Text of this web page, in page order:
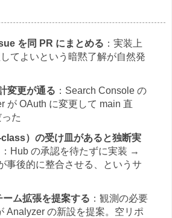
を同 PR にまとめる ：実装上
てよいという暗黙了解が自然発
変更が通る ：Search Console の
が OAuth に変更して main 直
た
）の受け皿があると独断実
：Hub の承認を待たずに実装 →
事後的に整合させる、というサ
ム拡張を提案する ：観測の必要
Analyzer の新設を提案。空リポ